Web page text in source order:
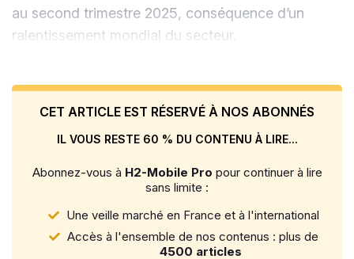
au second trimestre 2025, conséquence d’un
ralentissement mondial du secteur.
CET ARTICLE EST RÉSERVÉ À NOS ABONNÉS
IL VOUS RESTE 60 % DU CONTENU À LIRE...
Abonnez-vous à H2-Mobile Pro pour continuer à lire
sans limite :
Une veille marché en France et à l'international
Accès à l'ensemble de nos contenus : plus de
4500 articles